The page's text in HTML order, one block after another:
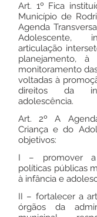
Art. 1º Fica
Município de
Agenda
Adolescente,
articulação
planejamento,
monitoramento
voltadas à
direitos da
adolescência.
Art. 2º A
Criança e do
objetivos:
I – promover a
políticas públicas
à infância e
II – fortalecer a
órgãos da